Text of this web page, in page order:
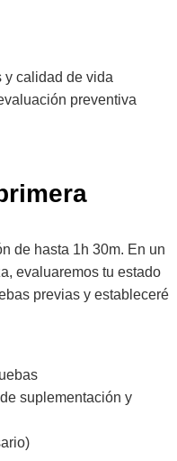
y calidad de vida
preventiva
de hasta 1h 30m. En un
evaluaremos tu estado
previas y estableceré
suplementación y